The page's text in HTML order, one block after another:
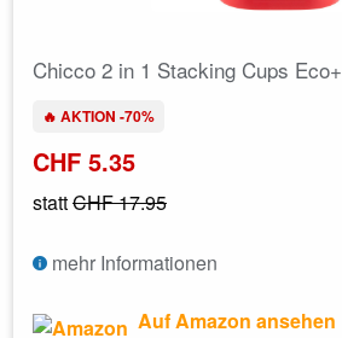
Chicco 2 in 1 Stacking Cups Eco+
🔥 AKTION -70%
CHF 5.35
stattCHF 17.95
mehr Informationen
Auf Amazon ansehen